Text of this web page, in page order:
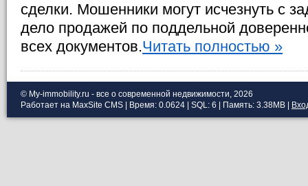
сделки. Мошенники могут исчезнуть с
дело продажей по поддельной
всех документов.Читать полностью »
© My-immobility.ru - все о современной недвижимости, 2026
Работает на MaxSite CMS | Время: 0.0624 | SQL: 6 | Память: 3.38MB